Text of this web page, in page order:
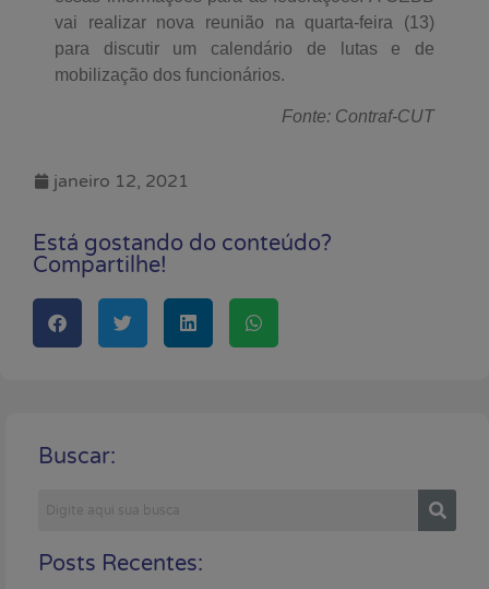
vai realizar nova reunião na quarta-feira (13)
para discutir um calendário de lutas e de
mobilização dos funcionários.
Fonte: Contraf-CUT
janeiro 12, 2021
Está gostando do conteúdo?
Compartilhe!
Buscar:
Posts Recentes: